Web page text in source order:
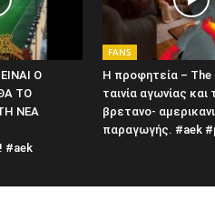
Ο
ΤΟ
ΝΕΑ
#aek
FANS
Η προφητεία – The
ταινία αγωνίας και
βρετανο-
παραγωγής. #aek